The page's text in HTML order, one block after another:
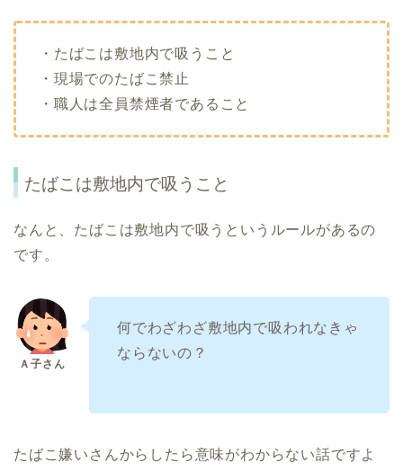
・たばこは敷地内で吸うこと
・現場でのたばこ禁止
・職人は全員禁煙者であること
たばこは敷地内で吸うこと
なんと、たばこは敷地内で吸うというルールがあるの
です。
何でわざわざ敷地内で吸われなきゃ
ならないの？
たばこ嫌いさんからしたら意味がわからない話ですよ